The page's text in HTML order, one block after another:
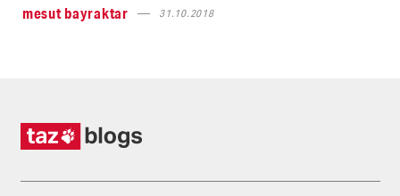
mesut bayraktar
31.10.2018